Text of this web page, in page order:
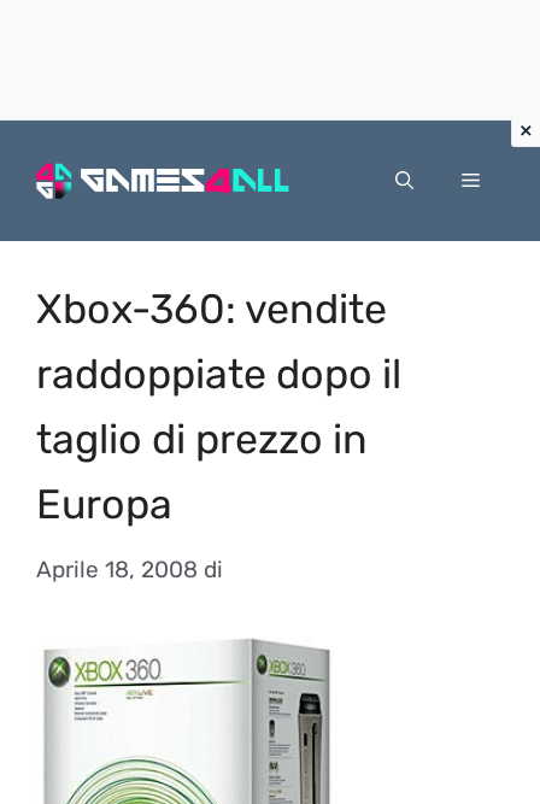
Menu
Xbox-360: vendite
raddoppiate dopo il
taglio di prezzo in
Europa
Aprile 18, 2008 di